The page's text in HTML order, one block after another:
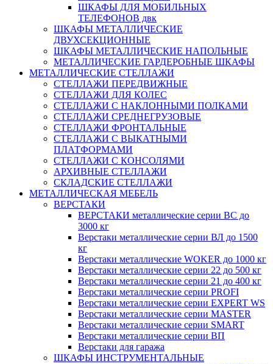
ШКАФЫ ДЛЯ МОБИЛЬНЫХ
ТЕЛЕФОНОВ двк
ШКАФЫ МЕТАЛЛИЧЕСКИЕ
ДВУХСЕКЦИОННЫЕ
ШКАФЫ МЕТАЛЛИЧЕСКИЕ НАПОЛЬНЫЕ
МЕТАЛЛИЧЕСКИЕ ГАРДЕРОБНЫЕ ШКАФЫ
МЕТАЛЛИЧЕСКИЕ СТЕЛЛАЖИ
СТЕЛЛАЖИ ПЕРЕДВИЖНЫЕ
СТЕЛЛАЖИ ДЛЯ КОЛЕС
СТЕЛЛАЖИ С НАКЛОННЫМИ ПОЛКАМИ
СТЕЛЛАЖИ СРЕДНЕГРУЗОВЫЕ
СТЕЛЛАЖИ ФРОНТАЛЬНЫЕ
СТЕЛЛАЖИ С ВЫКАТНЫМИ
ПЛАТФОРМАМИ
СТЕЛЛАЖИ С КОНСОЛЯМИ
АРХИВНЫЕ СТЕЛЛАЖИ
СКЛАДСКИЕ СТЕЛЛАЖИ
МЕТАЛЛИЧЕСКАЯ МЕБЕЛЬ
ВЕРСТАКИ
ВЕРСТАКИ металлические серии ВС до
3000 кг
Верстаки металлические серии ВЛ до 1500
кг
Верстаки металлические WOKER до 1000 кг
Верстаки металлические серии 22 до 500 кг
Верстаки металлические серии 21 до 400 кг
Верстаки металлические серии PROFI
Верстаки металлические серии EXPERT WS
Верстаки металлические серии MASTER
Верстаки металлические серии SMART
Верстаки металлические серии ВП
Верстаки для гаража
ШКАФЫ ИНСТРУМЕНТАЛЬНЫЕ